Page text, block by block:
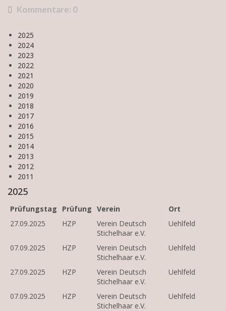
Kommentare: 0
2025
2024
2023
2022
2021
2020
2019
2018
2017
2016
2015
2014
2013
2012
2011
2025
Prüfungstag Prüfung Verein
Ort
27.09.2025
HZP
Verein Deutsch
Stichelhaar e.V.
Uehlfeld
07.09.2025 HZP
Verein Deutsch
Stichelhaar e.V.
Uehlfeld
27.09.2025 HZP
Verein Deutsch
Stichelhaar e.V.
Uehlfeld
07.09.2025 HZP
Verein Deutsch
Stichelhaar e.V.
Uehlfeld